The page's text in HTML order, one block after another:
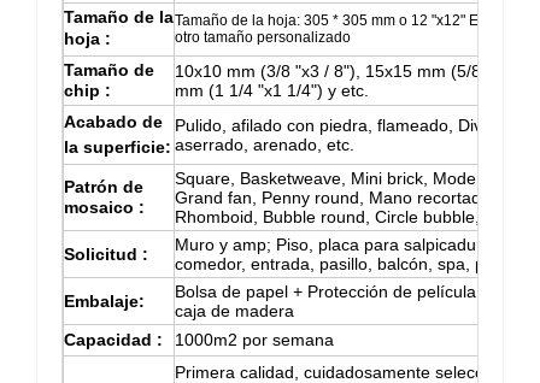
Tamaño de la
hoja :
Tamaño de la hoja: 305 * 305 mm o 12 "x12" Espesor:
otro tamaño personalizado
Tamaño de
chip :
10x10 mm (3/8 "x3 / 8"), 15x15 mm (5/8 "x5 /
mm (1 1/4 "x1 1/4") y etc.
Acabado de
la superficie:
Pulido, afilado con piedra, flameado, División
aserrado, arenado, etc.
Patrón de
mosaico :
Square, Basketweave, Mini brick, Modern
Grand fan, Penny round, Mano recortada,
Rhomboid, Bubble round, Circle bubble,
Solicitud :
Muro y amp; Piso, placa para salpicaduras de
comedor, entrada, pasillo, balcón, spa, piscina,
Embalaje:
Bolsa de papel + Protección de película + Caja
caja de madera
Capacidad : 1000m2 por semana
Primera calidad, cuidadosamente